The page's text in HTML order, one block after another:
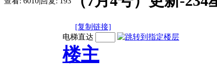
[复制链接]
电梯直达
楼主